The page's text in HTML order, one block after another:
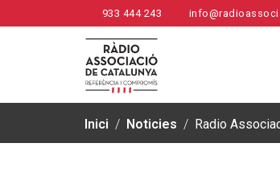
933 444 243
Inici / Noticies / Radio